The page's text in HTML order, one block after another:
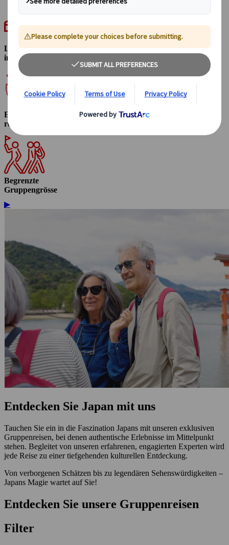
Lokaler Transport
inklusive
Entspannt
reisen
Begrenzte
Gruppengrösse
▶
Entdecken Sie Japan mit uns
Tauchen Sie ein in die Faszination Japans mit unseren exklusiven
Gruppenreisen, bei denen authentische Erlebnisse im Mittelpunkt
stehen. Begleitet von unseren erfahrenen, engagierten Experten wird
jede Reise zu einer tiefgehenden kulturellen Entdeckung.
Von verborgenen Schätzen bis zu legendären Sehenswürdigkeiten –
Japans Magie wartet auf Sie!
Entdecken Sie unsere Gruppenreisen
Filter